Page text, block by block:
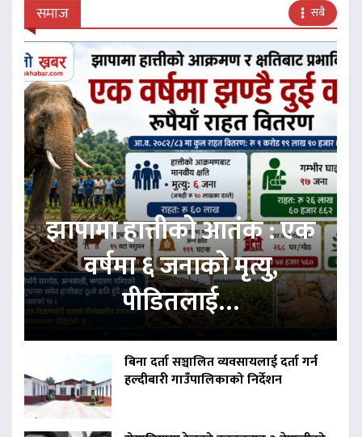
समाज सबै
झापामा हात्तीको आतंक : एक
वर्षमा ६ जनाको मृत्यु,
पीडितलाई…
बिना दर्ता सञ्चालित व्यवसायलाई दर्ता गर्न
हल्दीबारी गाउँपालिकाको निर्देशन